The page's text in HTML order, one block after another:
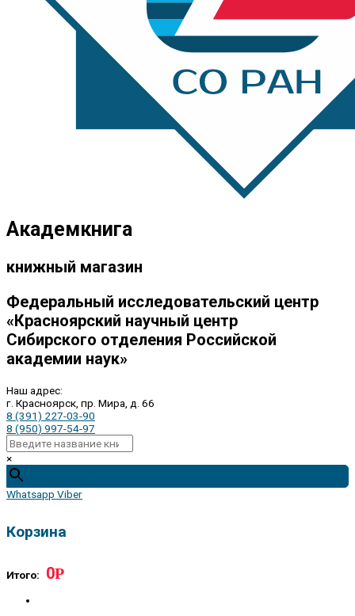
Академкнига
книжный магазин
Федеральный исследовательский центр
«Красноярский научный центр
Сибирского отделения Российской
академии наук»
Наш адрес:
г. Красноярск, пр. Мира, д. 66
8 (391) 227-03-90
8 (950) 997-54-97
×
Whatsapp Viber
Корзина
Итого: 0Р